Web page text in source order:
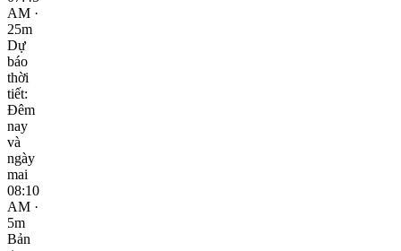
AM ·
25m
Dự
báo
thời
tiết:
Đêm
nay
và
ngày
mai
08:10
AM ·
5m
Bản